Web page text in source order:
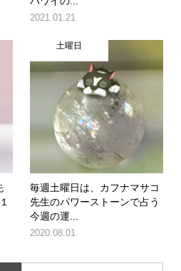
2021.01.21
土曜日
毎週土曜日は、カフナマサコ
先生のパワーストーンで占う
今週の運...
2020.08.01